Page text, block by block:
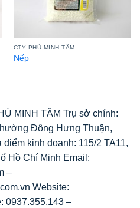
CTY PHÚ MINH TÂM
Nếp
MINH TÂM Trụ sở chính:
Đông Hưng Thuận,
kinh doanh: 115/2 TA11,
Hồ Chí Minh Email:
–
Website:
0937.355.143 –